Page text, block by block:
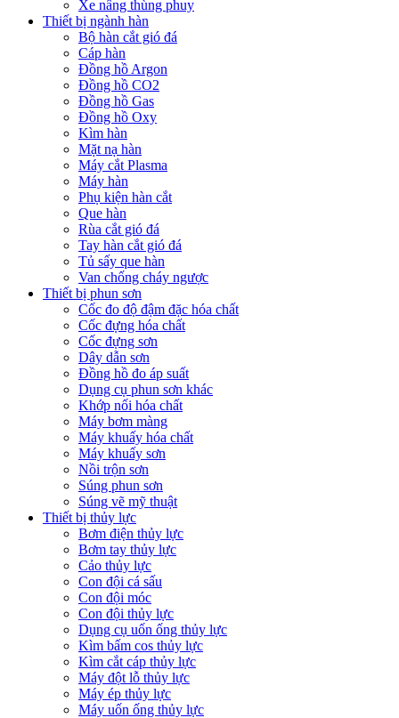
Xe nâng thùng phuy
Thiết bị ngành hàn
Bộ hàn cắt gió đá
Cáp hàn
Đồng hồ Argon
Đồng hồ CO2
Đồng hồ Gas
Đồng hồ Oxy
Kìm hàn
Mặt nạ hàn
Máy cắt Plasma
Máy hàn
Phụ kiện hàn cắt
Que hàn
Rùa cắt gió đá
Tay hàn cắt gió đá
Tủ sấy que hàn
Van chống cháy ngược
Thiết bị phun sơn
Cốc đo độ đậm đặc hóa chất
Cốc đựng hóa chất
Cốc đựng sơn
Dây dẫn sơn
Đồng hồ đo áp suất
Dụng cụ phun sơn khác
Khớp nối hóa chất
Máy bơm màng
Máy khuấy hóa chất
Máy khuấy sơn
Nồi trộn sơn
Súng phun sơn
Súng vẽ mỹ thuật
Thiết bị thủy lực
Bơm điện thủy lực
Bơm tay thủy lực
Cảo thủy lực
Con đội cá sấu
Con đội móc
Con đội thủy lực
Dụng cụ uốn ống thủy lực
Kìm bấm cos thủy lực
Kìm cắt cáp thủy lực
Máy đột lỗ thủy lực
Máy ép thủy lực
Máy uốn ống thủy lực